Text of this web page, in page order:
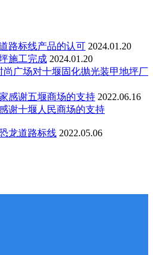
路标线产品的认可 2024.01.20
施工完成 2024.01.20
尚广场对十堰固化抛光装甲地坪厂
感谢五堰商场的支持 2022.06.16
谢十堰人民商场的支持
龙道路标线 2022.05.06